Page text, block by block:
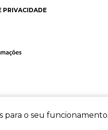
para o seu funcionamento.
PRIVACIDADE